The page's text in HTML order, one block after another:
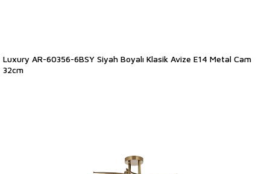
Luxury AR-60356-6BSY Siyah Boyalı Klasik Avize E14 Metal Cam
32cm